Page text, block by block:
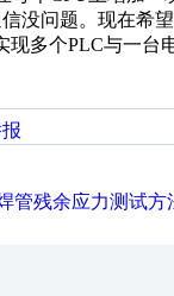
没问题。现在希
多个PLC与一台
管残余应力测试方